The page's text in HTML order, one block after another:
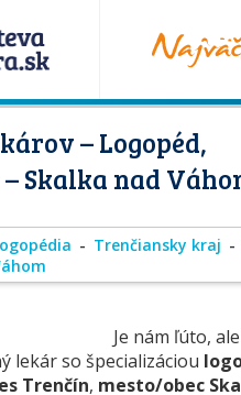
– Logopéd,
Skalka nad
Trenčiansky kraj
Je nám ľúto,
lekár so špecializáciou
Trenčín, mesto/obec